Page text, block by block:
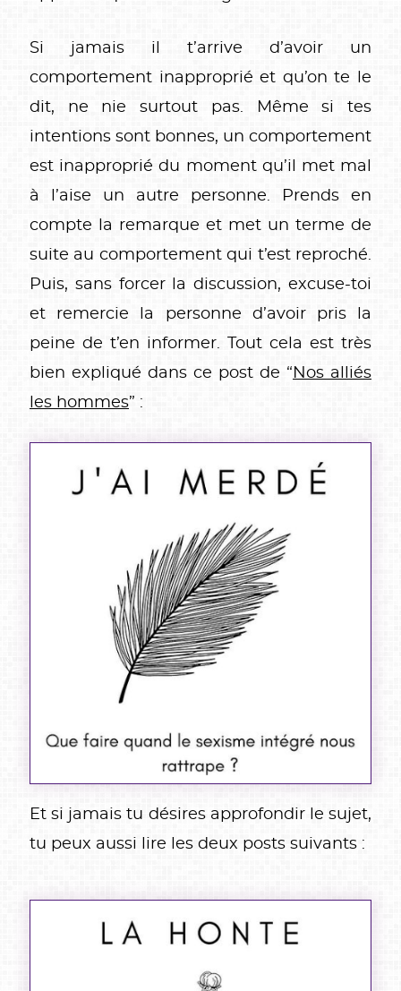
Si jamais il t’arrive d’avoir un
comportement inapproprié et qu’on te le
dit, ne nie surtout pas. Même si tes
intentions sont bonnes, un comportement
est inapproprié du moment qu’il met mal
à l’aise un autre personne. Prends en
compte la remarque et met un terme de
suite au comportement qui t’est reproché.
Puis, sans forcer la discussion, excuse-toi
et remercie la personne d’avoir pris la
peine de t’en informer. Tout cela est très
bien expliqué dans ce post de “ Nos alliés
les hommes” :
Et si jamais tu désires approfondir le sujet,
tu peux aussi lire les deux posts suivants :